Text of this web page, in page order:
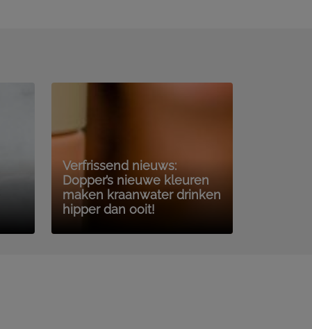
Verfrissend nieuws:
Dopper’s nieuwe kleuren
maken kraanwater drinken
hipper dan ooit!